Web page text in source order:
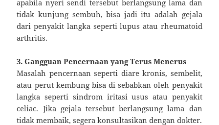
apabila nyeri sendi tersebut berlangsung lama dan
tidak kunjung sembuh, bisa jadi itu adalah gejala
dari penyakit langka seperti lupus atau rheumatoid
arthritis.
3. Gangguan Pencernaan yang Terus Menerus
Masalah pencernaan seperti diare kronis, sembelit,
atau perut kembung bisa di sebabkan oleh penyakit
langka seperti sindrom iritasi usus atau penyakit
celiac. Jika gejala tersebut berlangsung lama dan
tidak membaik, segera konsultasikan dengan dokter.